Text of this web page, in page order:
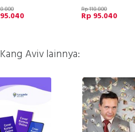
Rp 118.800
Rp 95.040
Aviv lainnya: